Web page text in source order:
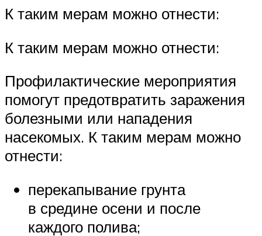
К таким мерам можно отнести:
К таким мерам можно отнести:
Профилактические мероприятия
помогут предотвратить заражения
болезными или нападения
насекомых. К таким мерам можно
отнести:
перекапывание грунта
в средине осени и после
каждого полива;